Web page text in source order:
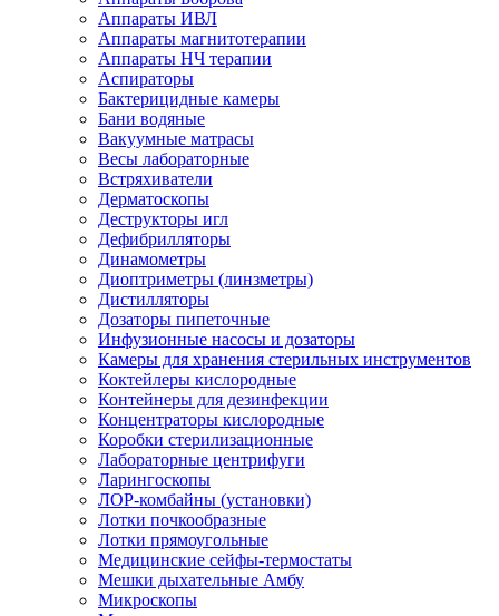
Аппараты ИВЛ
Аппараты магнитотерапии
Аппараты НЧ терапии
Аспираторы
Бактерицидные камеры
Бани водяные
Вакуумные матрасы
Весы лабораторные
Встряхиватели
Дерматоскопы
Деструкторы игл
Дефибрилляторы
Динамометры
Диоптриметры (линзметры)
Дистилляторы
Дозаторы пипеточные
Инфузионные насосы и дозаторы
Камеры для хранения стерильных инструментов
Коктейлеры кислородные
Контейнеры для дезинфекции
Концентраторы кислородные
Коробки стерилизационные
Лабораторные центрифуги
Ларингоскопы
ЛОР-комбайны (установки)
Лотки почкообразные
Лотки прямоугольные
Медицинские сейфы-термостаты
Мешки дыхательные Амбу
Микроскопы